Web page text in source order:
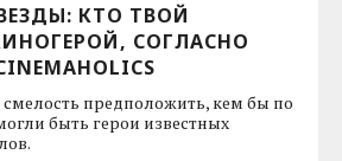
КТО ТВОЙ
СОГЛАСНО
предположить, кем бы по
быть герои известных